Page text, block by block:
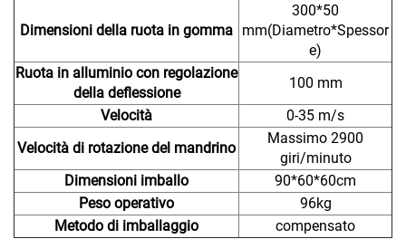
Dimensioni della ruota in gomma
300*50
mm(Diametro*Spessor
e)
Ruota in alluminio con regolazione
della deflessione
100 mm
Velocità
0-35 m/s
Velocità di rotazione del mandrino
Massimo 2900
giri/minuto
Dimensioni imballo
90*60*60cm
Peso operativo
96kg
Metodo di imballaggio
compensato